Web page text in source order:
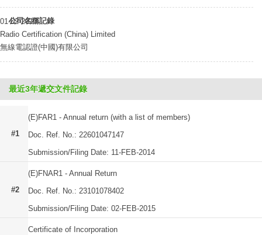
公司名稱記錄
01-02-2013
Radio Certification (China) Limited
無線電認證(中國)有限公司
最近3年遞交文件記錄
#1
(E)FAR1 - Annual return (with a list of members)
Doc. Ref. No.: 22601047147
Submission/Filing Date: 11-FEB-2014
#2
(E)FNAR1 - Annual Return
Doc. Ref. No.: 23101078402
Submission/Filing Date: 02-FEB-2015
Certificate of Incorporation